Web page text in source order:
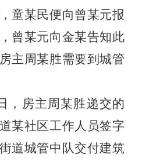
童某民便向曾某元报
曾某元向金某告知此
主周某胜需要到城管
，房主周某胜递交的
某社区工作人员签字
道城管中队交付建筑